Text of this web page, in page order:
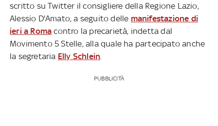
scritto su Twitter il consigliere della Regione Lazio,
Alessio D'Amato, a seguito delle manifestazione di
ieri a Roma contro la precarietà, indetta dal
Movimento 5 Stelle, alla quale ha partecipato anche
la segretaria Elly Schlein
PUBBLICITÀ